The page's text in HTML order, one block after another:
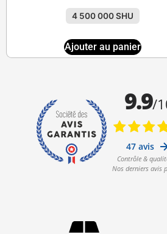
4 500 000 SHU
Ajouter au panier